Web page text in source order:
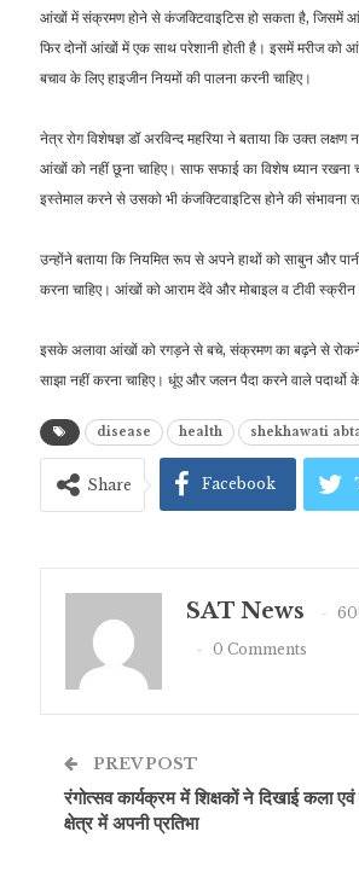
आंखों में संक्रमण होने से कंजक्टिवाइटिस हो सकता है, जिसमें
फिर दोनों आंखों में एक साथ परेशानी होती है। इसमें मरीज
बचाव के लिए हाइजीन नियमों की पालना करनी चाहिए।
नेत्र रोग विशेषज्ञ डॉ अरविन्द महरिया ने बताया कि उक्त
आंखों को नहीं छूना चाहिए। साफ सफाई का विशेष ध्यान रखना
इस्तेमाल करने से उसको भी कंजक्टिवाइटिस होने की संभावना
उन्होंने बताया कि नियमित रूप से अपने हाथों को साबुन और
करना चाहिए। आंखों को आराम देंवे और मोबाइल व टीवी स्क्रीन
इसके अलावा आंखों को रगड़ने से बचे, संक्रमण का बढ़ने से रोकने
साझा नहीं करना चाहिए। धूंए और जलन पैदा करने वाले पदार्थो
disease health shekhawati
Share Facebook
SAT News
0 Comments
PREV POST
रंगोत्सव कार्यक्रम में शिक्षकों ने दिखाई कला
क्षेत्र में अपनी प्रतिभा